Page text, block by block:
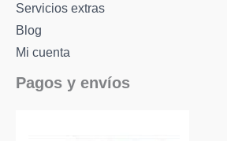
Servicios extras
Blog
Mi cuenta
Pagos y envíos